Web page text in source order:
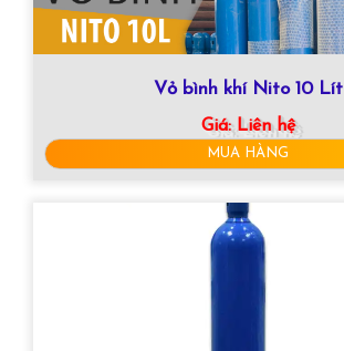
Vỏ bình khí Nito 10 Lít
Giá:Liên hệ
MUA HÀNG